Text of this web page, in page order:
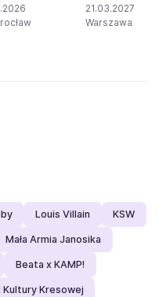
21.03.2027
Warszawa
Louis Villain KSW
Mała Armia Janosika
Beata x KAMP!
Kultury Kresowej